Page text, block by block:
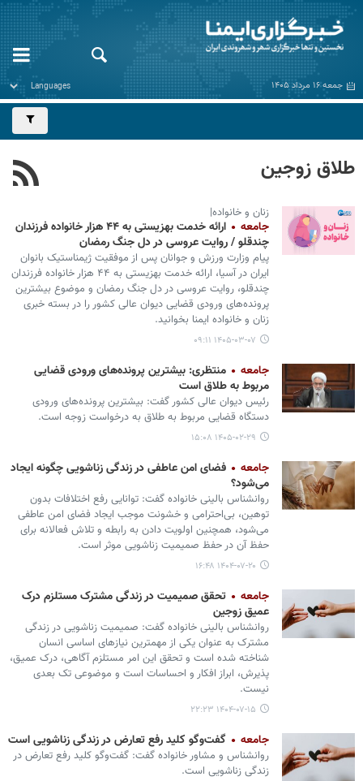
جمعه ۱۶ مرداد ۱۴۰۵
طلاق زوجین
زنان و خانواده|
جامعه
ارائه خدمت بهزیستی به ۴۴ هزار خانواده فرزندان
چندقلو / روایت عروسی در دل جنگ رمضان
پیام وزارت ورزش و جوانان پس از موفقیت ژیمناستیک بانوان
ایران در آسیا، ارائه خدمت بهزیستی به ۴۴ هزار خانواده فرزندان
چندقلو، روایت عروسی در دل جنگ رمضان و موضوع بیشترین
پرونده‌های ورودی قضایی دیوان عالی کشور را در بسته خبری
زنان و خانواده ایمنا بخوانید.
۱۴۰۵-۰۳-۰۷ ۰۹:۱۱
جامعه
منتظری: بیشترین پرونده‌های ورودی قضایی
مربوط به طلاق است
رئیس دیوان عالی کشور گفت: بیشترین پرونده‌های ورودی
دستگاه قضایی مربوط به طلاق به درخواست زوجه است.
۱۴۰۵-۰۲-۲۹ ۱۵:۰۸
جامعه
فضای امن عاطفی در زندگی زناشویی چگونه ایجاد
می‌شود؟
روانشناس بالینی خانواده گفت: توانایی رفع اختلافات بدون
توهین، بی‌احترامی و خشونت موجب ایجاد فضای امن عاطفی
می‌شود، همچنین اولویت دادن به رابطه و تلاش فعالانه برای
حفظ آن در حفظ صمیمیت زناشویی موثر است.
۱۴۰۴-۰۷-۲۰ ۱۶:۴۸
جامعه
تحقق صمیمیت در زندگی مشترک مستلزم درک
عمیق زوجین
روانشناس بالینی خانواده گفت: صمیمیت زناشویی در زندگی
مشترک به عنوان یکی از مهمترین نیازهای اساسی انسان
شناخته شده است و تحقق این امر مستلزم آگاهی، درک عمیق،
پذیرش، ابراز افکار و احساسات است و موضوعی تک بعدی
نیست.
۱۴۰۴-۰۷-۱۵ ۲۲:۲۳
جامعه گفت‌وگو کلید رفع تعارض در زندگی زناشویی است
روانشناس و مشاور خانواده گفت: گفت‌وگو کلید رفع تعارض در
زندگی زناشویی است.